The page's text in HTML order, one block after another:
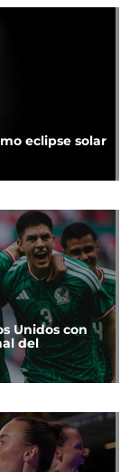
eclipse solar
Unidos con
del